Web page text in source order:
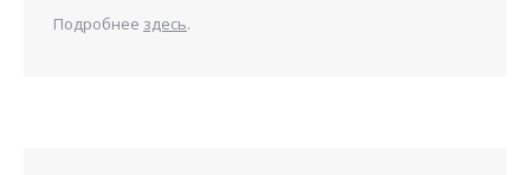
Подробнее здесь.